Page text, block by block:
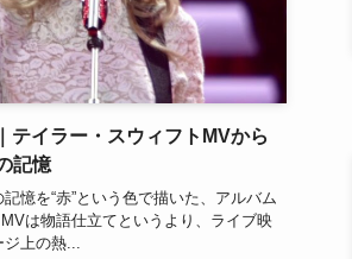
テイラー・スウィフトMVから
記憶
憶を“赤”という色で描いた、アルバム
は物語仕立てというより、ライブ映
ジ上の熱...